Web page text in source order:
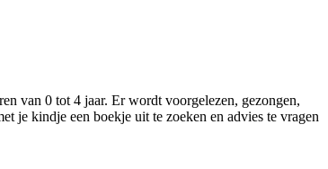
van 0 tot 4 jaar. Er wordt voorgelezen, gezongen,
je kindje een boekje uit te zoeken en advies te vragen